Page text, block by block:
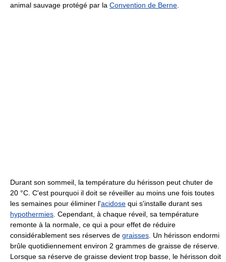
animal sauvage protégé par la Convention de Berne
Durant son sommeil, la température du hérisson peut chuter de
20 °C. C'est pourquoi il doit se réveiller au moins une fois toutes
les semaines pour éliminer l'acidose qui s'installe durant ses
hypothermies . Cependant, à chaque réveil, sa température
remonte à la normale, ce qui a pour effet de réduire
considérablement ses réserves de graisses . Un hérisson endormi
brûle quotidiennement environ 2 grammes de graisse de réserve.
Lorsque sa réserve de graisse devient trop basse, le hérisson doit